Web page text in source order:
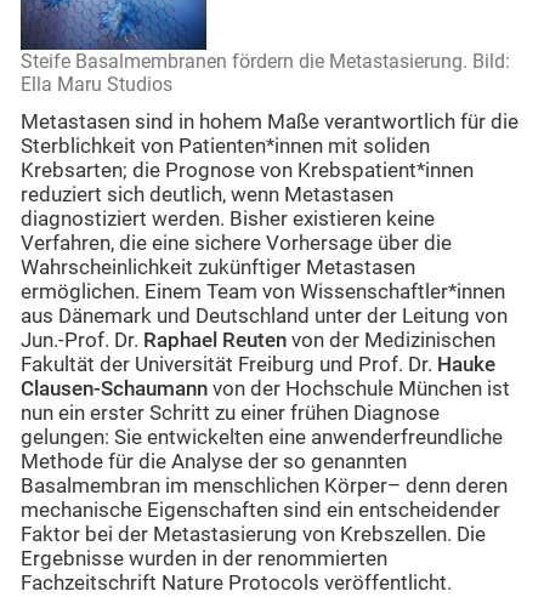
Steife Basalmembranen fördern die Metastasierung. Bild:
Ella Maru Studios
Metastasen sind in hohem Maße verantwortlich für die
Sterblichkeit von Patienten*innen mit soliden
Krebsarten; die Prognose von Krebspatient*innen
reduziert sich deutlich, wenn Metastasen
diagnostiziert werden. Bisher existieren keine
Verfahren, die eine sichere Vorhersage über die
Wahrscheinlichkeit zukünftiger Metastasen
ermöglichen. Einem Team von Wissenschaftler*innen
aus Dänemark und Deutschland unter der Leitung von
Jun.-Prof. Dr. Raphael Reuten von der Medizinischen
Fakultät der Universität Freiburg und Prof. Dr. Hauke
Clausen-Schaumann von der Hochschule München ist
nun ein erster Schritt zu einer frühen Diagnose
gelungen: Sie entwickelten eine anwenderfreundliche
Methode für die Analyse der so genannten
Basalmembran im menschlichen Körper– denn deren
mechanische Eigenschaften sind ein entscheidender
Faktor bei der Metastasierung von Krebszellen. Die
Ergebnisse wurden in der renommierten
Fachzeitschrift Nature Protocols veröffentlicht.